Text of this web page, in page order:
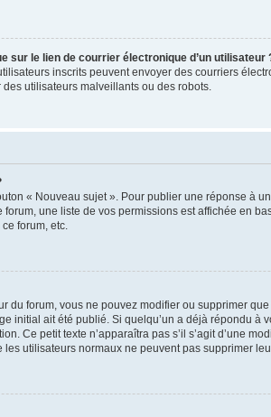
sur le lien de courrier électronique d’un utilisateur
inscrits peuvent envoyer des courriers
utilisateurs malveillants ou des robots.
« Nouveau sujet ». Pour publier une réponse à
une liste de vos permissions est affichée en
forum, etc.
du forum, vous ne pouvez modifier ou supprimer
initial ait été publié. Si quelqu’un a déjà répondu
Ce petit texte n’apparaîtra pas s’il s’agit d’une
utilisateurs normaux ne peuvent pas supprimer